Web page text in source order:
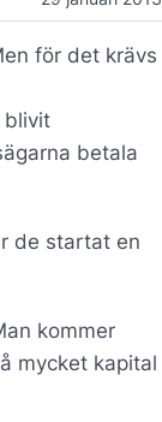
för det krävs
blivit
betala
de startat en
kommer
mycket kapital